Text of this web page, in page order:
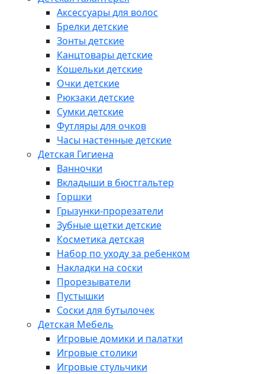
Аксессуары для волос
Брелки детские
Зонты детские
Канцтовары детские
Кошельки детские
Очки детские
Рюкзаки детские
Сумки детские
Футляры для очков
Часы настенные детские
Детская Гигиена
Ванночки
Вкладыши в бюстгальтер
Горшки
Грызунки-прорезатели
Зубные щетки детские
Косметика детская
Набор по уходу за ребенком
Накладки на соски
Прорезыватели
Пустышки
Соски для бутылочек
Детская Мебель
Игровые домики и палатки
Игровые столики
Игровые стульчики